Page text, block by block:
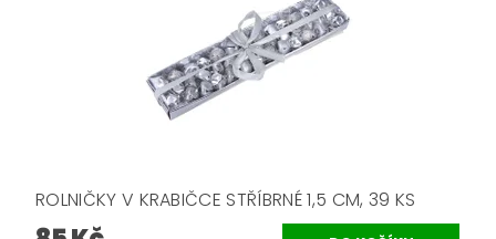
ROLNIČKY V KRABIČCE STŘÍBRNÉ 1,5 CM, 39 KS